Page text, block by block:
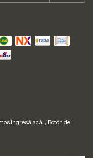
ingresá acá. / Botón de